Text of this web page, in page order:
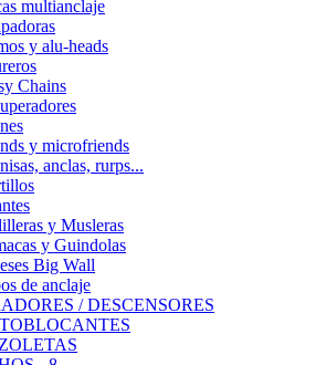
multianclaje
y alu-heads
Chains
y microfriends
anclas, rurps...
y Musleras
y Guindolas
Big Wall
de anclaje
/ DESCENSORES